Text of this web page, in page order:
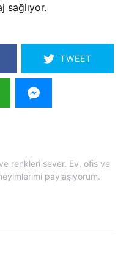
sağlıyor.
TWEET
renkleri sever. Ev, ofis ve
paylaşıyorum.